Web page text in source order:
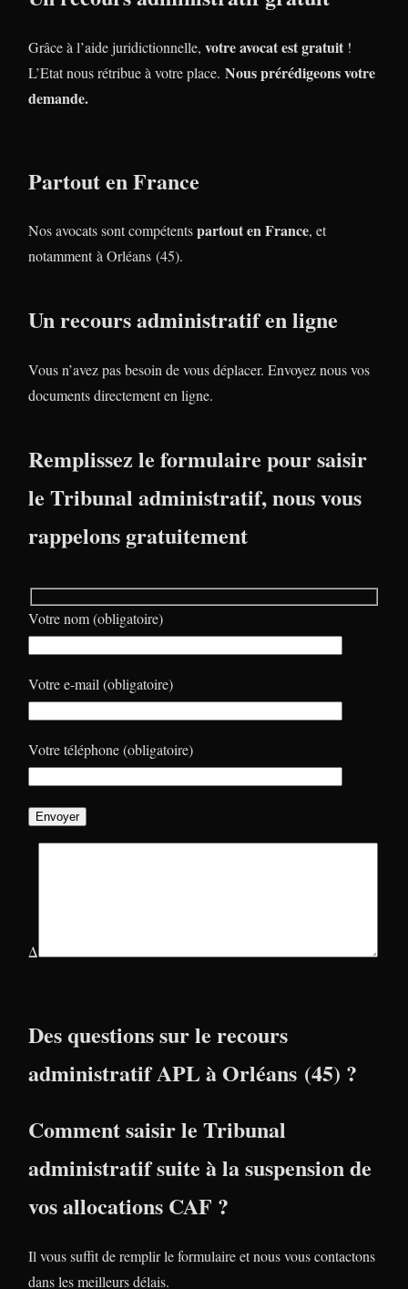
Grâce à l’aide juridictionnelle, votre avocat est gratuit !
L’Etat nous rétribue à votre place. Nous prérédigeons votre
demande.
Partout en France
Nos avocats sont compétentspartout en France, et
notamment à Orléans (45).
Un recours administratif en ligne
Vous n’avez pas besoin de vous déplacer. Envoyez nous vos
documents directement en ligne.
Remplissez le formulaire pour saisir
le Tribunal administratif, nous vous
rappelons gratuitement
Votre nom (obligatoire)
Votre e-mail (obligatoire)
Votre téléphone (obligatoire)
Δ
Des questions sur le recours
administratif APL à Orléans (45) ?
Comment saisir le Tribunal
administratif suite à la suspension de
vos allocations CAF ?
Il vous suffit de remplir le formulaire et nous vous contactons
dans les meilleurs délais.